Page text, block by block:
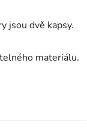
jsou dvě kapsy.
materiálu.